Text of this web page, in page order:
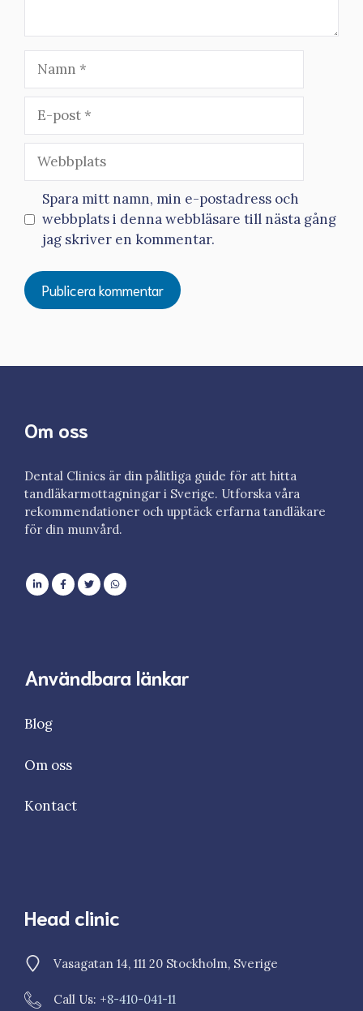
post
Webbplats
Spara mitt namn, min e-postadress och
webbplats i denna webbläsare till nästa gång
jag skriver en kommentar.
Om oss
Dental Clinics är din pålitliga guide för att hitta
tandläkarmottagningar i Sverige. Utforska våra
rekommendationer och upptäck erfarna tandläkare
för din munvård.
Användbara länkar
Blog
Om oss
Kontact
Head clinic
Vasagatan 14, 111 20 Stockholm, Sverige
Call Us: +8-410-041-11